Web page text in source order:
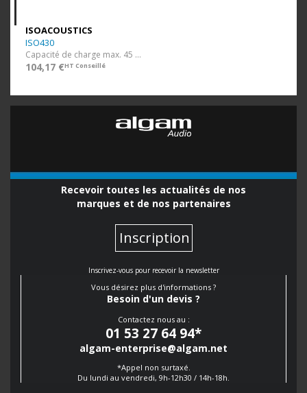
ISOACOUSTICS
ISO430
Capacité de charge max. 45 kg
104,17 €HT Conseillé
Recevoir toutes les actualités de nos
marques et de nos partenaires
Inscription
Inscrivez-vous pour recevoir la newsletter
Vous désirez plus d'informations ?
Besoin d'un devis ?
Contactez nous au :
01 53 27 64 94*
algam-enterprise@algam.net
*Appel non surtaxé.
Du lundi au vendredi, 9h-12h30 / 14h-18h.